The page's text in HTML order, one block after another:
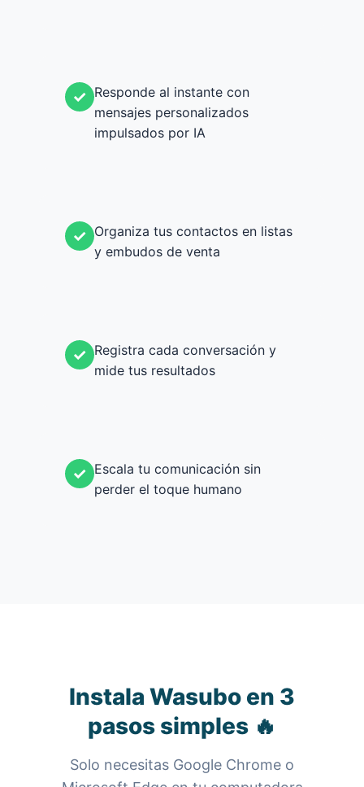
✓ Responde al instante con
mensajes personalizados
impulsados por IA
✓ Organiza tus contactos en listas
y embudos de venta
✓ Registra cada conversación y
mide tus resultados
✓ Escala tu comunicación sin
perder el toque humano
Instala Wasubo en 3
pasos simples 🔥
Solo necesitas Google Chrome o